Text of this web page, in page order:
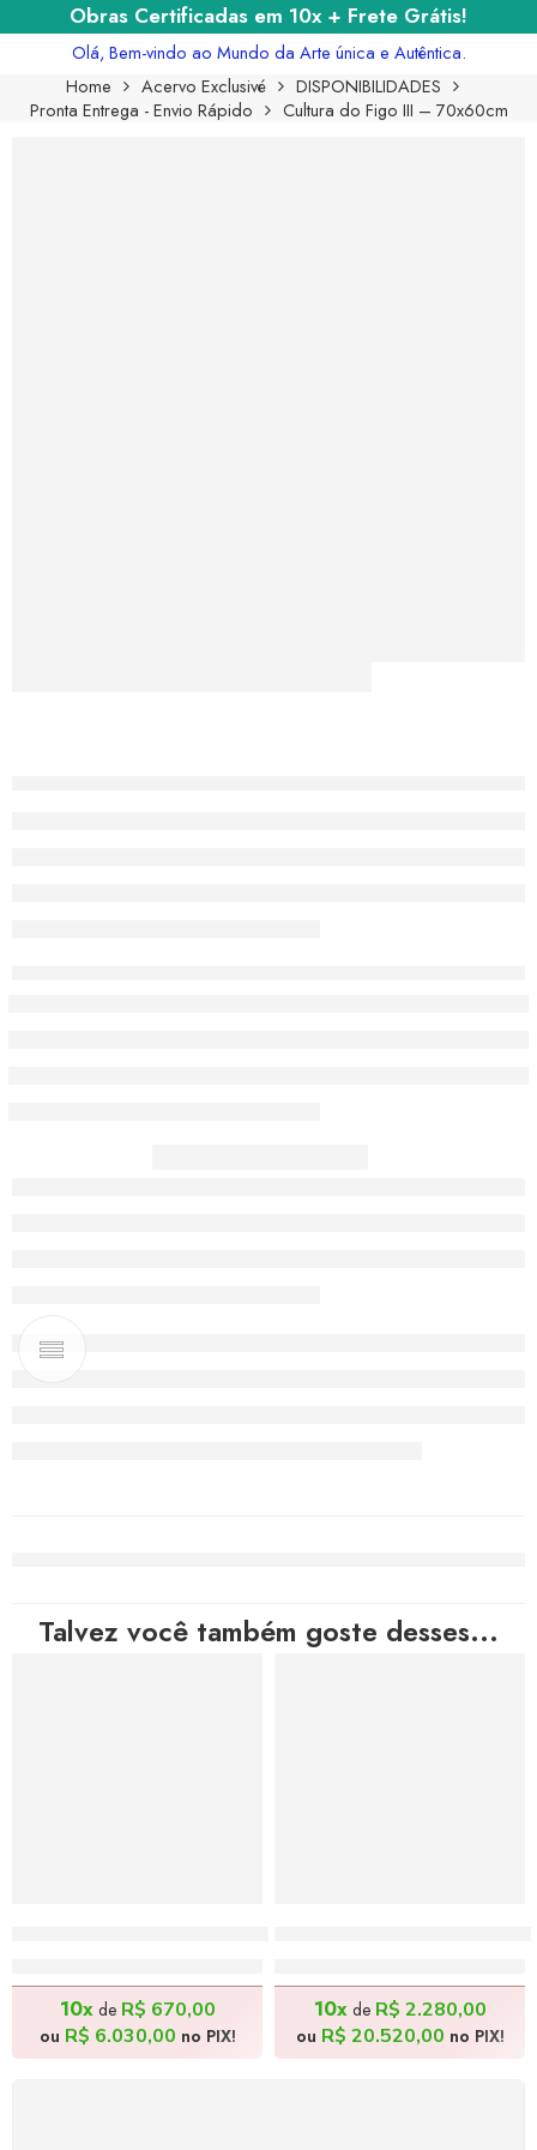
Obras Certificadas em 10x + Frete Grátis!
Olá, Bem-vindo ao Mundo da Arte única e Autêntica.
Home
Acervo Exclusivé
DISPONIBILIDADES
Pronta Entrega - Envio Rápido
Cultura do Figo III – 70x60cm
Talvez você também goste desses...
10xde R$ 670,00
ou R$ 6.030,00 no PIX!
10xde R$ 2.280,00
ou R$ 20.520,00 no PIX!